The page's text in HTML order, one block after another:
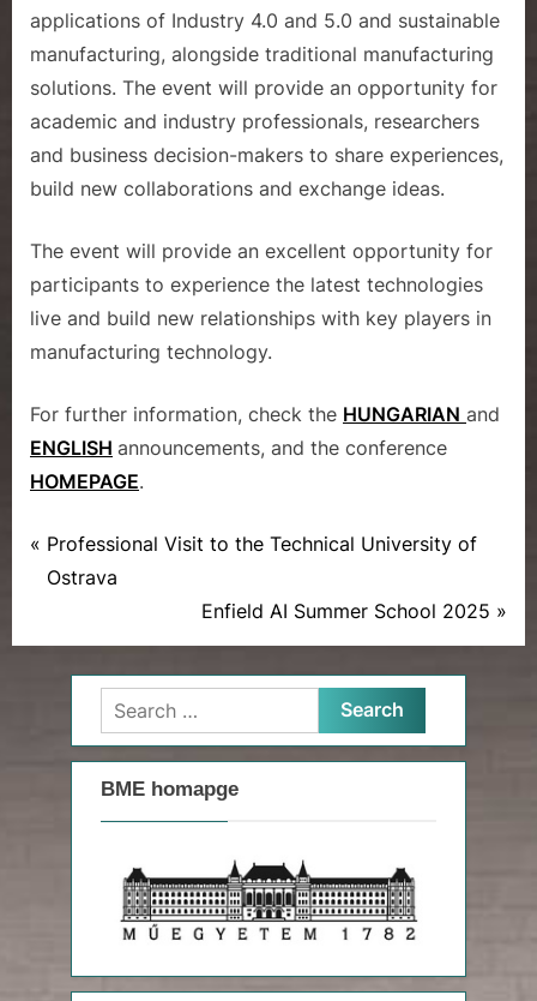
applications of Industry 4.0 and 5.0 and sustainable
manufacturing, alongside traditional manufacturing
solutions. The event will provide an opportunity for
academic and industry professionals, researchers
and business decision-makers to share experiences,
build new collaborations and exchange ideas.
The event will provide an excellent opportunity for
participants to experience the latest technologies
live and build new relationships with key players in
manufacturing technology.
For further information, check the HUNGARIAN and
ENGLISH announcements, and the conference
HOMEPAGE.
Post
P
r
v
Professional Visit to the Technical University of
Ostrava
N
e
x
P
:
Enfield AI Summer School 2025
Search
for:
BME homapge